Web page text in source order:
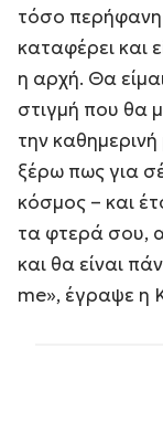
τόσο περήφανη
καταφέρει και
η αρχή. Θα
στιγμή που θα
την
ξέρω πως για
κόσμος – και
τα φτερά σου,
και θα είναι
me», έγραψε η